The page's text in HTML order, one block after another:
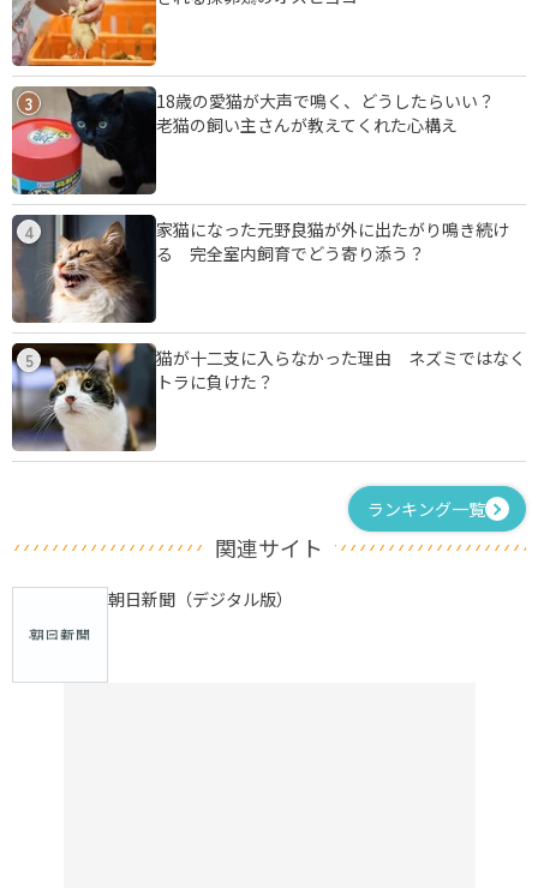
3
18歳の愛猫が大声で鳴く、どうしたらいい？
老猫の飼い主さんが教えてくれた心構え
4
家猫になった元野良猫が外に出たがり鳴き続け
る 完全室内飼育でどう寄り添う？
5
猫が十二支に入らなかった理由 ネズミではなく
トラに負けた？
ランキング一覧
関連サイト
朝日新聞（デジタル版）